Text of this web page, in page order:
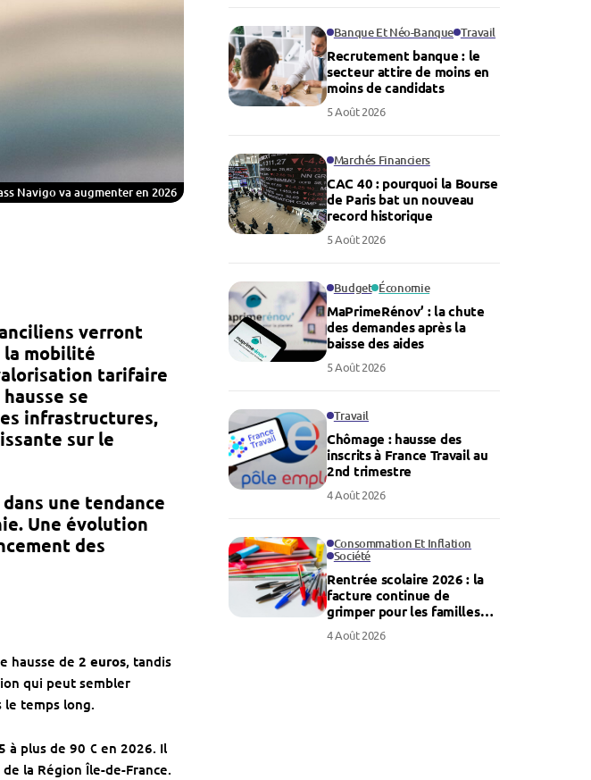
Navigo va augmenter en 2026
verront
la mobilité
tarifaire
se
infrastructures,
sur le
une tendance
Une évolution
des
hausse de 2 euros, tandis
qui peut sembler
le temps long.
à plus de 90 € en 2026. Il
la Région Île-de-France.
Banque Et Néo-Banque Travail
Recrutement banque : le
secteur attire de moins en
moins de candidats
5 Août 2026
Marchés Financiers
CAC 40 : pourquoi la Bourse
de Paris bat un nouveau
record historique
5 Août 2026
Budget Économie
MaPrimeRénov’ : la chute
des demandes après la
baisse des aides
5 Août 2026
Travail
Chômage : hausse des
inscrits à France Travail au
2nd trimestre
4 Août 2026
Consommation Et Inflation
Société
Rentrée scolaire 2026 : la
facture continue de
grimper pour les familles
françaises
4 Août 2026